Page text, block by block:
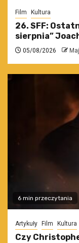
Film Kultura
26. SFF:
sierpnia”
05/08/2026
6 min przeczytania
Artykuły Film Kultura
Czy